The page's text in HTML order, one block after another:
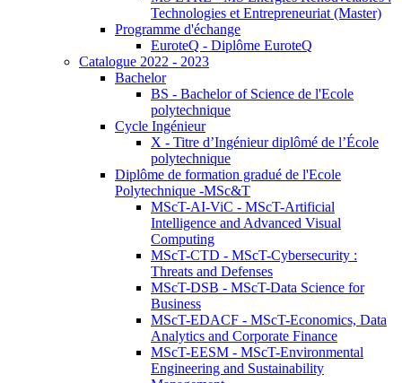
Technologies et Entrepreneuriat (Master)
Programme d'échange
EuroteQ - Diplôme EuroteQ
Catalogue 2022 - 2023
Bachelor
BS - Bachelor of Science de l'Ecole
polytechnique
Cycle Ingénieur
X - Titre d’Ingénieur diplômé de l’École
polytechnique
Diplôme de formation gradué de l'Ecole
Polytechnique -MSc&T
MScT-AI-ViC - MScT-Artificial
Intelligence and Advanced Visual
Computing
MScT-CTD - MScT-Cybersecurity :
Threats and Defenses
MScT-DSB - MScT-Data Science for
Business
MScT-EDACF - MScT-Economics, Data
Analytics and Corporate Finance
MScT-EESM - MScT-Environmental
Engineering and Sustainability